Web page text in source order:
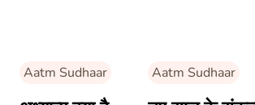
Aatm Sudhaar Aatm Sudhaar